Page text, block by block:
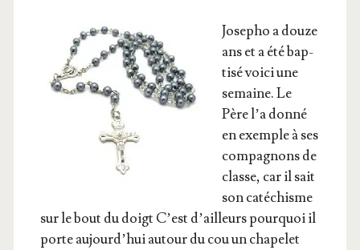
Jose­pho a douze
ans et a été bap­
ti­sé voi­ci une
semaine. Le
Père l’a don­né
en exemple à ses
com­pa­gnons de
classe, car il sait
son caté­chisme
sur le bout du doigt C’est d’ailleurs pour­quoi il
porte aujourd’­hui autour du cou un cha­pe­let